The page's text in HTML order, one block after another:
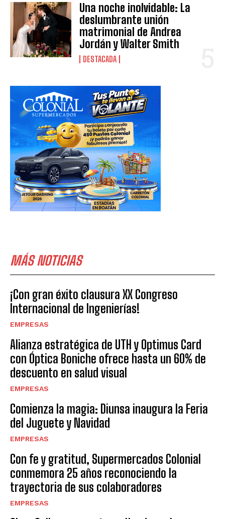
Una noche inolvidable: La
deslumbrante unión
matrimonial de Andrea
Jordán y Walter Smith
DESTACADA
MÁS NOTICIAS
¡Con gran éxito clausura XX Congreso
Internacional de Ingenierías!
EMPRESAS
Alianza estratégica de UTH y Optimus Card
con Óptica Boniche ofrece hasta un 60% de
descuento en salud visual
EMPRESAS
Comienza la magia: Diunsa inaugura la Feria
del Juguete y Navidad
EMPRESAS
Con fe y gratitud, Supermercados Colonial
conmemora 25 años reconociendo la
trayectoria de sus colaboradores
EMPRESAS